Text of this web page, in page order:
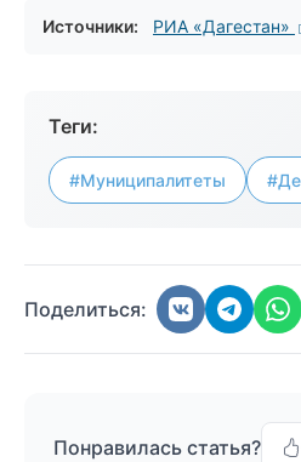
Источники: РИА «Дагестан»
Теги:
#Муниципалитеты
Поделиться:
Понравилась статья?